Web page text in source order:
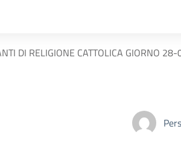
DI RELIGIONE CATTOLICA GIORNO